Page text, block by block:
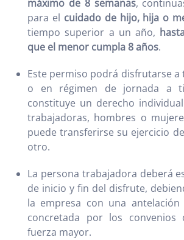
máximo de 8 semanas,
para el cuidado de hijo, hija o
tiempo superior a un año,
que el menor cumpla 8 años.
Este permiso podrá disfrutarse
o en régimen de jornada a
constituye un derecho
trabajadoras, hombres o
puede transferirse su ejercicio
otro.
La persona trabajadora deberá
de inicio y fin del disfrute,
la empresa con una
concretada por los convenios
fuerza mayor.